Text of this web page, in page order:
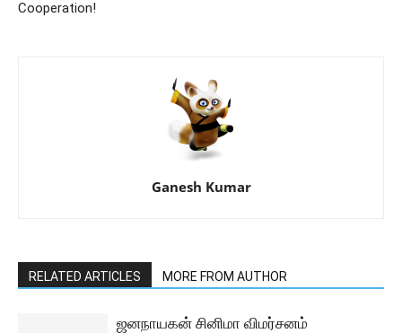
Cooperation!
Ganesh Kumar
RELATED ARTICLES MORE FROM AUTHOR
ஜனநாயகன் சினிமா விமர்சனம்